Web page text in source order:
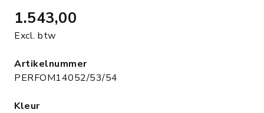
1.543,00
Excl. btw
Artikelnummer
PERFOM14052/53/54
Kleur